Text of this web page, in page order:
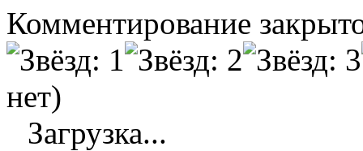
Комментирование
нет)
Загрузка...